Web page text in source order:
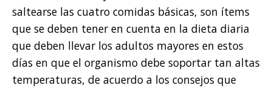
saltearse las cuatro comidas básicas, son ítems
que se deben tener en cuenta en la dieta diaria
que deben llevar los adultos mayores en estos
días en que el organismo debe soportar tan altas
temperaturas, de acuerdo a los consejos que